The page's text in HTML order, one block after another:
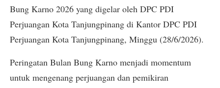
Bung Karno 2026 yang digelar oleh DPC PDI
Perjuangan Kota Tanjungpinang di Kantor DPC PDI
Perjuangan Kota Tanjungpinang, Minggu (28/6/2026).
Peringatan Bulan Bung Karno menjadi momentum
untuk mengenang perjuangan dan pemikiran